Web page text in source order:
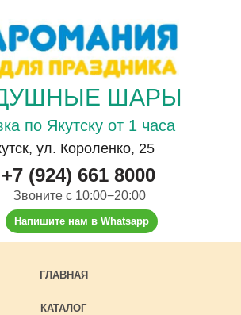
ШАРЫ
по Якутску от 1 часа
ул. Короленко, 25
+7 (924) 661 8000
Напишите нам в Whatsapp
Звоните с 10:00−20:00
ГЛАВНАЯ
КАТАЛОГ